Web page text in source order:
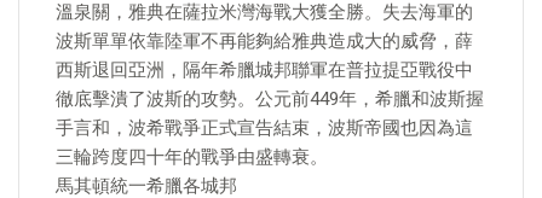
溫泉關，雅典在薩拉米灣海戰大獲全勝。失去海軍的
波斯單單依靠陸軍不再能夠給雅典造成大的威脅，薛
西斯退回亞洲，隔年希臘城邦聯軍在普拉提亞戰役中
徹底擊潰了波斯的攻勢。公元前449年，希臘和波斯握
手言和，波希戰爭正式宣告結束，波斯帝國也因為這
三輪跨度四十年的戰爭由盛轉衰。
馬其頓統一希臘各城邦